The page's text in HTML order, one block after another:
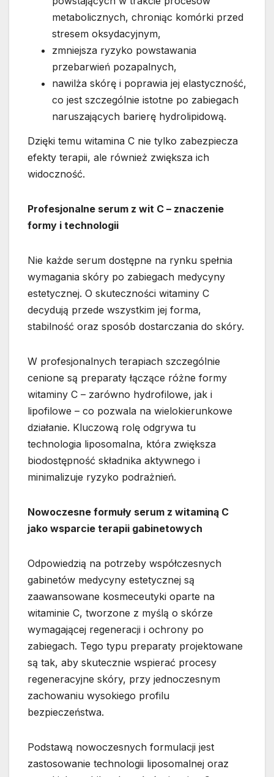
metabolicznych, chroniąc komórki przed
stresem oksydacyjnym,
zmniejsza ryzyko powstawania
przebarwień pozapalnych,
nawilża skórę i poprawia jej elastyczność,
co jest szczególnie istotne po zabiegach
naruszających barierę hydrolipidową.
Dzięki temu witamina C nie tylko zabezpiecza
efekty terapii, ale również zwiększa ich
widoczność.
Profesjonalne serum z wit C – znaczenie
formy i technologii
Nie każde serum dostępne na rynku spełnia
wymagania skóry po zabiegach medycyny
estetycznej. O skuteczności witaminy C
decydują przede wszystkim jej forma,
stabilność oraz sposób dostarczania do skóry.
W profesjonalnych terapiach szczególnie
cenione są preparaty łączące różne formy
witaminy C – zarówno hydrofilowe, jak i
lipofilowe – co pozwala na wielokierunkowe
działanie. Kluczową rolę odgrywa tu
technologia liposomalna, która zwiększa
biodostępność składnika aktywnego i
minimalizuje ryzyko podrażnień.
Nowoczesne formuły serum z witaminą C
jako wsparcie terapii gabinetowych
Odpowiedzią na potrzeby współczesnych
gabinetów medycyny estetycznej są
zaawansowane kosmeceutyki oparte na
witaminie C, tworzone z myślą o skórze
wymagającej regeneracji i ochrony po
zabiegach. Tego typu preparaty projektowane
są tak, aby skutecznie wspierać procesy
regeneracyjne skóry, przy jednoczesnym
zachowaniu wysokiego profilu
bezpieczeństwa.
Podstawą nowoczesnych formulacji jest
zastosowanie technologii liposomalnej oraz